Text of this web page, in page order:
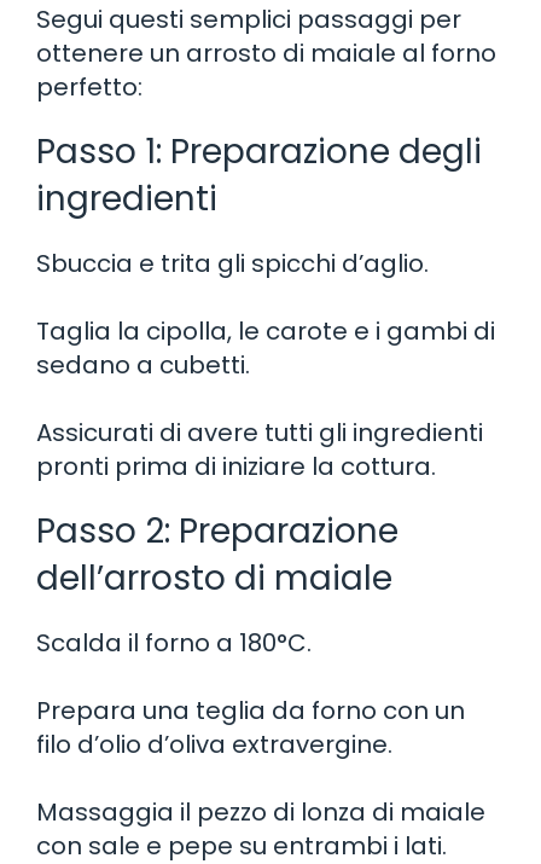
Segui questi semplici passaggi per
ottenere un arrosto di maiale al forno
perfetto:
Passo 1: Preparazione degli
ingredienti
Sbuccia e trita gli spicchi d’aglio.
Taglia la cipolla, le carote e i gambi di
sedano a cubetti.
Assicurati di avere tutti gli ingredienti
pronti prima di iniziare la cottura.
Passo 2: Preparazione
dell’arrosto di maiale
Scalda il forno a 180°C.
Prepara una teglia da forno con un
filo d’olio d’oliva extravergine.
Massaggia il pezzo di lonza di maiale
con sale e pepe su entrambi i lati.